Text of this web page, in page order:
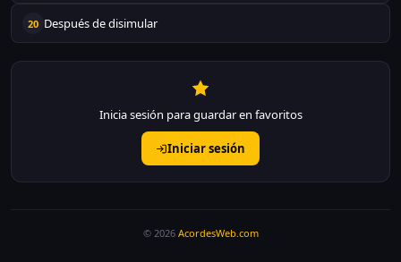
20 Después de disimular
Inicia sesión para guardar en favoritos
Iniciar sesión
© 2026 AcordesWeb.com